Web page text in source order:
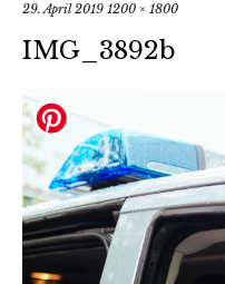
29. April 2019 1200 × 1800
IMG_3892b